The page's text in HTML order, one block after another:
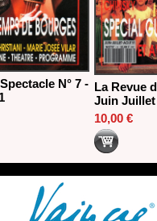
N° 7 - La Revue
Juin Juillet
10,00 €